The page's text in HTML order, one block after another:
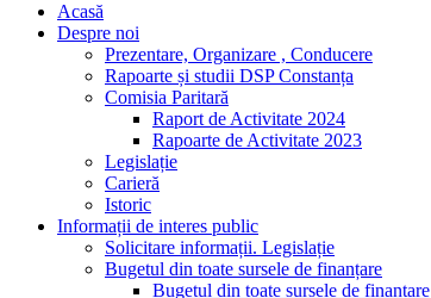
Acasă
Despre noi
Prezentare, Organizare , Conducere
Rapoarte și studii DSP Constanța
Comisia Paritară
Raport de Activitate 2024
Rapoarte de Activitate 2023
Legislație
Carieră
Istoric
Informații de interes public
Solicitare informații. Legislație
Bugetul din toate sursele de finanțare
Bugetul din toate sursele de finanțare